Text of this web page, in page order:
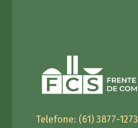
Telefone: (61) 3877-1273